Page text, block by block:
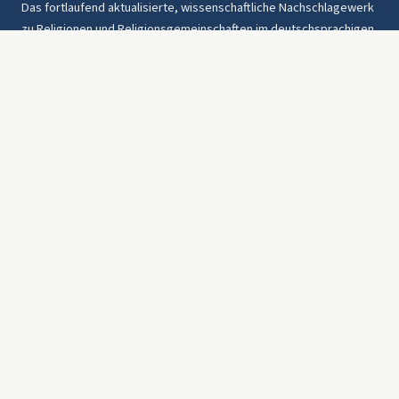
Das fortlaufend aktualisierte, wissenschaftliche Nachschlagewerk
zu Religionen und Religionsgemeinschaften im deutschsprachigen